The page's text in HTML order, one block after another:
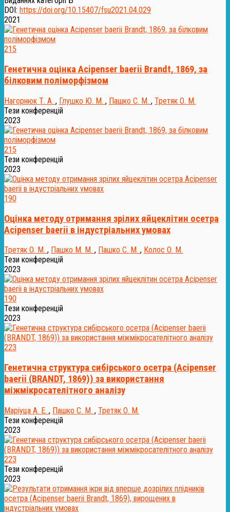
DOI: https://doi.org/10.15407/fsu2021.04.029
2021
215
Генетична оцінка Acipenser baerii Brandt, 1869, за
білковим поліморфізмом
Нагорнюк Т. А. , Глушко Ю. М. , Пашко С. М. , Третяк О. М.
Тези конференцій
2023
215
Тези конференцій
2023
190
Оцінка методу отримання зрілих яйцеклітин осетра
Acipenser baerii в індустріальних умовах
Третяк О. М. , Пашко М. М. , Пашко С. М. , Колос О. М.
Тези конференцій
2023
190
Тези конференцій
2023
223
Генетична структура сибірського осетра (Acipenser
baerii (BRANDT, 1869)) за використання
міжмікросателітного аналізу
Маріуца А. Е. , Пашко С. М. , Третяк О. М.
Тези конференцій
2023
223
Тези конференцій
2023